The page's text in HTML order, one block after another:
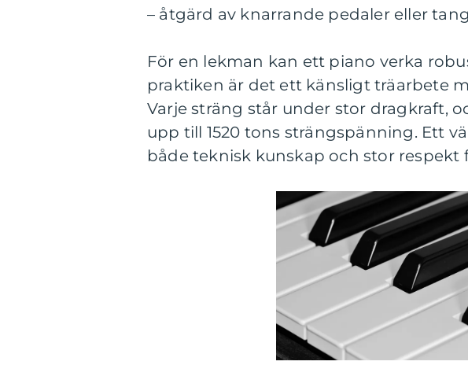
– åtgärd av knarrande pedaler eller
För en lekman kan ett piano verka
praktiken är det ett känsligt träarbete
Varje sträng står under stor dragkraft,
upp till 1520 tons strängspänning. Ett
både teknisk kunskap och stor